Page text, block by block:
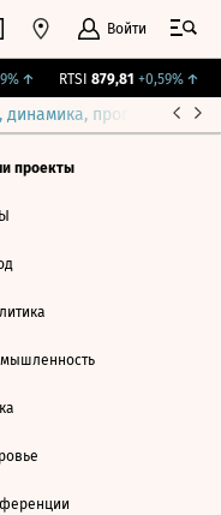
Войти
↑ RTSI 879,81 +0,59%↑
прогнозы
проекты